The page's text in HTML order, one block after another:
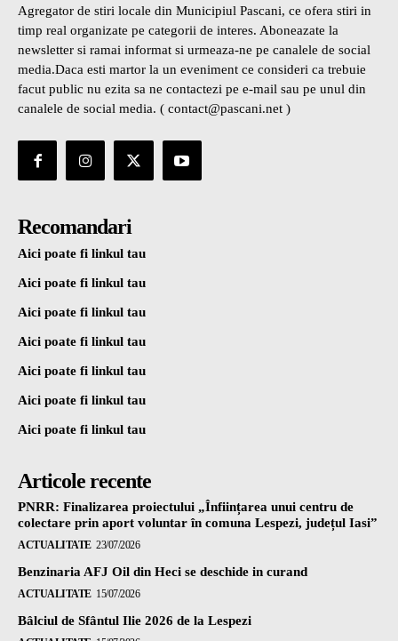
Agregator de stiri locale din Municipiul Pascani, ce ofera stiri in
timp real organizate pe categorii de interes. Aboneazate la
newsletter si ramai informat si urmeaza-ne pe canalele de social
media.Daca esti martor la un eveniment ce consideri ca trebuie
facut public nu ezita sa ne contactezi pe e-mail sau pe unul din
canalele de social media. ( contact@pascani.net )
Recomandari
Aici poate fi linkul tau
Aici poate fi linkul tau
Aici poate fi linkul tau
Aici poate fi linkul tau
Aici poate fi linkul tau
Aici poate fi linkul tau
Aici poate fi linkul tau
Articole recente
PNRR: Finalizarea proiectului „Înființarea unui centru de
colectare prin aport voluntar în comuna Lespezi, județul Iasi”
ACTUALITATE 23/07/2026
Benzinaria AFJ Oil din Heci se deschide in curand
ACTUALITATE 15/07/2026
Bâlciul de Sfântul Ilie 2026 de la Lespezi